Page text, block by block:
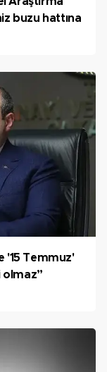
buzu hattına
'15 Temmuz'
olmaz”